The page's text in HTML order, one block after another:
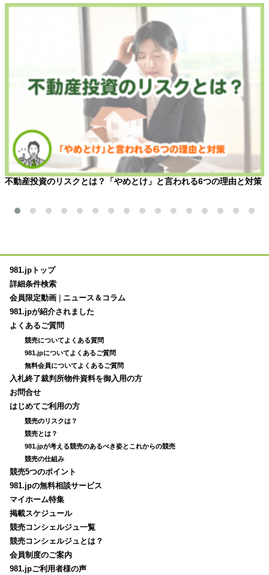
不動産投資のリスクとは？「やめとけ」と言われる6つの理由と対策
981.jpトップ
詳細条件検索
会員限定動画
ニュース＆コラム
981.jpが紹介されました
よくあるご質問
競売についてよくある質問
981.jpについてよくあるご質問
無料会員についてよくあるご質問
入札終了裁判所物件資料を御入用の方
お問合せ
はじめてご利用の方
競売のリスクは？
競売とは？
981.jpが考える競売のあるべき姿とこれからの競売
競売の仕組み
競売5つのポイント
981.jpの無料相談サービス
マイホーム特集
掲載スケジュール
競売コンシェルジュ一覧
競売コンシェルジュとは？
会員制度のご案内
981.jpご利用者様の声